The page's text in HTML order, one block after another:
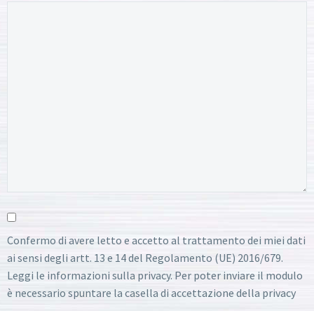
Confermo di avere letto e accetto al trattamento dei miei dati
ai sensi degli artt. 13 e 14 del Regolamento (UE) 2016/679.
Leggi le informazioni sulla privacy. Per poter inviare il modulo
è necessario spuntare la casella di accettazione della privacy